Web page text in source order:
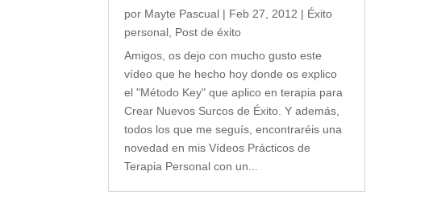
por Mayte Pascual | Feb 27, 2012 | Éxito
personal Post de éxito
Amigos, os dejo con mucho gusto este
vídeo que he hecho hoy donde os explico
el "Método Key" que aplico en terapia para
Crear Nuevos Surcos de Éxito. Y además,
todos los que me seguís, encontraréis una
novedad en mis Vídeos Prácticos de
Terapia Personal con un...